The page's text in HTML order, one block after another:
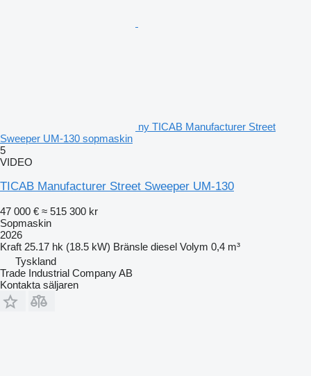
ny TICAB Manufacturer Street
Sweeper UM-130 sopmaskin
5
VIDEO
TICAB Manufacturer Street Sweeper UM-130
47 000 € ≈ 515 300 kr
Sopmaskin
2026
Kraft 25.17 hk (18.5 kW) Bränsle diesel Volym 0,4 m³
Tyskland
Trade Industrial Company AB
Kontakta säljaren